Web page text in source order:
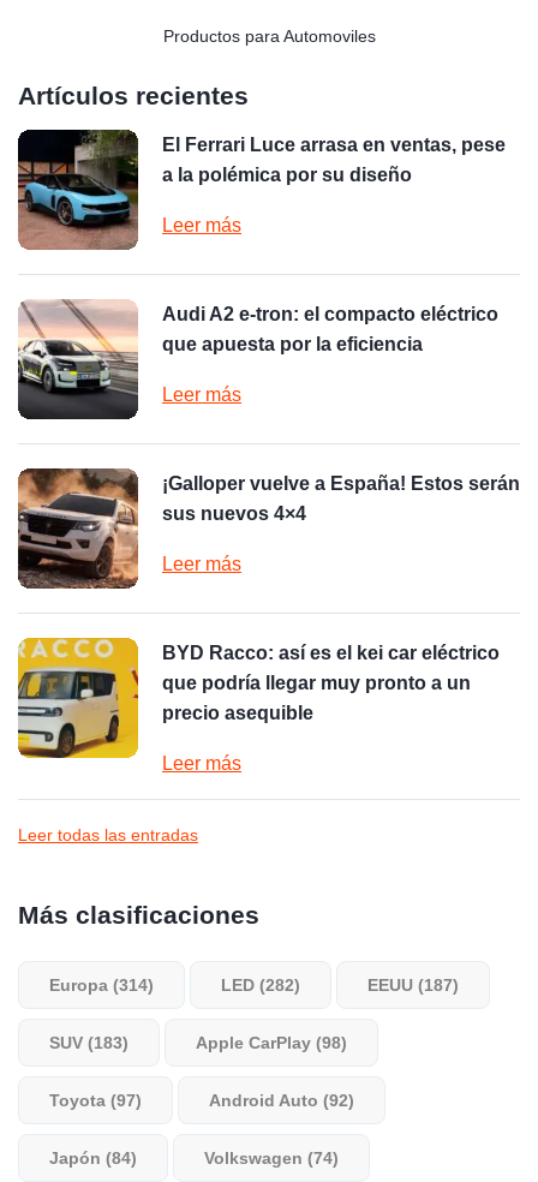
Productos para Automoviles
Artículos recientes
El Ferrari Luce arrasa en ventas, pese
a la polémica por su diseño
Leer más
Audi A2 e-tron: el compacto eléctrico
que apuesta por la eficiencia
Leer más
¡Galloper vuelve a España! Estos serán
sus nuevos 4×4
Leer más
BYD Racco: así es el kei car eléctrico
que podría llegar muy pronto a un
precio asequible
Leer más
Leer todas las entradas
Más clasificaciones
Europa (314) LED (282) EEUU (187)
SUV (183) Apple CarPlay (98)
Toyota (97) Android Auto (92)
Japón (84) Volkswagen (74)